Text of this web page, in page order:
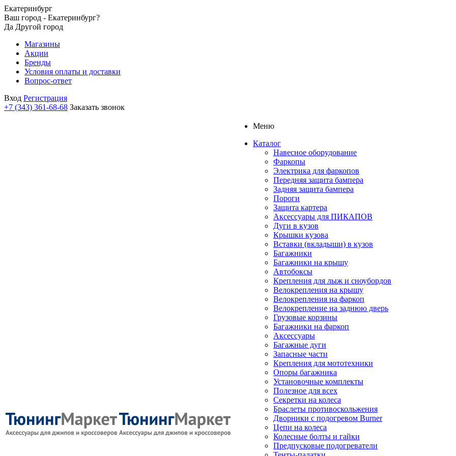
Екатеринбург
Ваш город - Екатеринбург?
Да Другой город
Магазины
Акции
Бренды
Условия оплаты и доставки
Вопрос-ответ
Вход Регистрация
+7 (343) 361-68-68 Заказать звонок
Меню
Каталог
Навесное оборудование
Фаркопы
Электрика для фаркопов
Передняя защита бампера
Задняя защита бампера
Пороги
Защита картера
Аксессуары для ПИКАПОВ
Дуги в кузов
Крышки кузова
Вставки (вкладыши) в кузов
Багажники
Багажники на крышу
Автобоксы
Крепления для лыж и сноубордов
Велокрепления на крышу
Велокрепления на фаркоп
Велокрепление на заднюю дверь
Грузовые корзины
Багажники на фаркоп
Аксессуары
Багажные дуги
Запасные части
Крепления для мототехники
Опоры багажника
Установочные комплекты
Полезное для всех
Секретки на колеса
Браслеты противоскольжения
Дворники с подогревом Burner
Цепи на колеса
Колесные болты и гайки
Предпусковые подогреватели